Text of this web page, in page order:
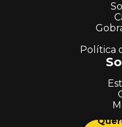
Política